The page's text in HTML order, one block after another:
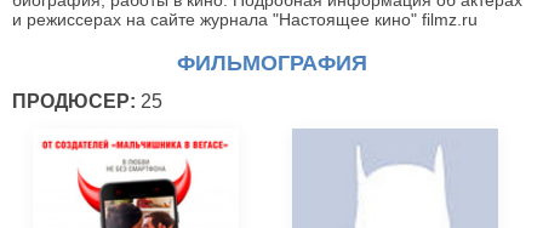
и режиссерах на сайте журнала "Настоящее кино" filmz.ru
ФИЛЬМОГРАФИЯ
ПРОДЮСЕР: 25